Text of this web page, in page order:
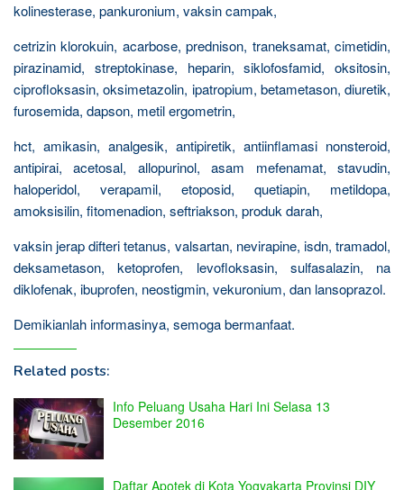
kolinesterase, pankuronium, vaksin campak,
cetrizin klorokuin, acarbose, prednison, traneksamat, cimetidin,
pirazinamid, streptokinase, heparin, siklofosfamid, oksitosin,
ciprofloksasin, oksimetazolin, ipatropium, betametason, diuretik,
furosemida, dapson, metil ergometrin,
hct, amikasin, analgesik, antipiretik, antiinflamasi nonsteroid,
antipirai, acetosal, allopurinol, asam mefenamat, stavudin,
haloperidol, verapamil, etoposid, quetiapin, metildopa,
amoksisilin, fitomenadion, seftriakson, produk darah,
vaksin jerap difteri tetanus, valsartan, nevirapine, isdn, tramadol,
deksametason, ketoprofen, levofloksasin, sulfasalazin, na
diklofenak, ibuprofen, neostigmin, vekuronium, dan lansoprazol.
Demikianlah informasinya, semoga bermanfaat.
Related posts:
Info Peluang Usaha Hari Ini Selasa 13
Desember 2016
Daftar Apotek di Kota Yogyakarta Provinsi DIY